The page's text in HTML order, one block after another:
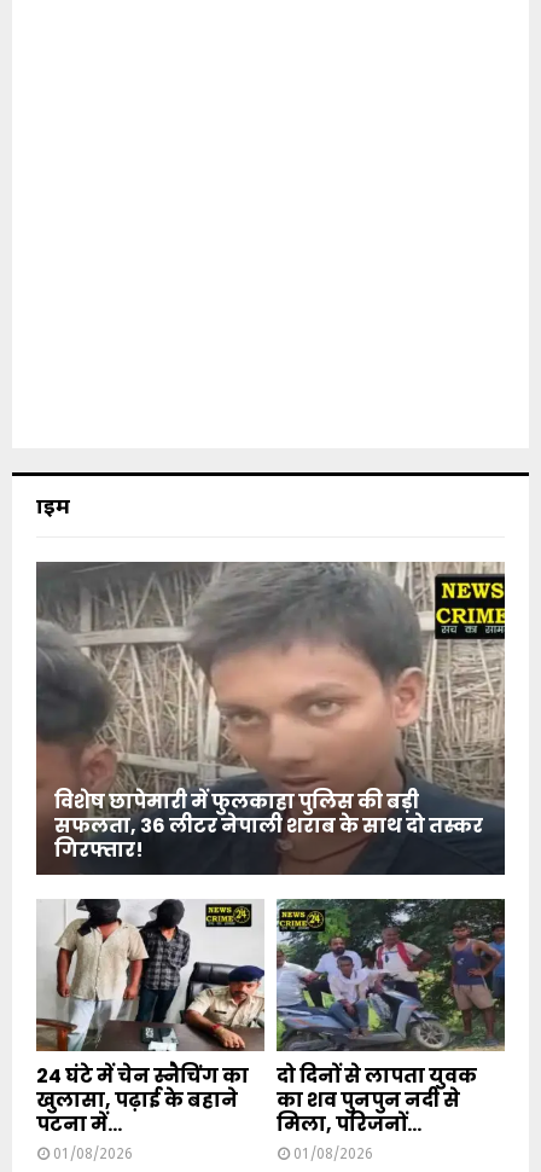
क्राइम
विशेष छापेमारी में फुलकाहा पुलिस की बड़ी
सफलता, 36 लीटर नेपाली शराब के साथ दो तस्कर
गिरफ्तार!
24 घंटे में चेन स्नैचिंग का
खुलासा, पढ़ाई के बहाने
पटना में...
01/08/2026
दो दिनों से लापता युवक
का शव पुनपुन नदी से
मिला, परिजनों...
01/08/2026